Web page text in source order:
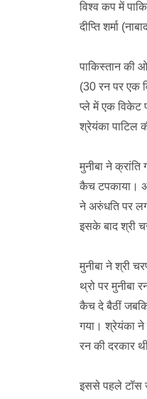
विश्व कप में
दीप्ति शर्मा
पाकिस्तान की
(30 रन पर एक
प्ले में एक विकेट
श्रेयंका पाटिल
मुनीबा ने
कैच टपकाया।
ने अरुंधति पर
इसके बाद श्री
मुनीबा ने श्री
थ्रो पर मुनीबा
कैच दे बैठीं
गया। श्रेयंका ने
रन की दरकार
इससे पहले टॉस